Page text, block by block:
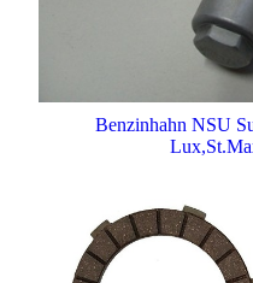
Benzinhahn NSU